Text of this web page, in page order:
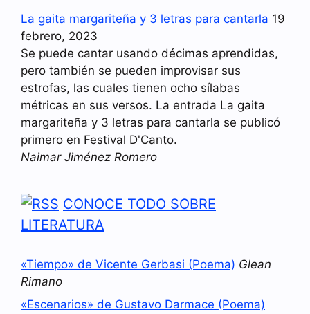
La gaita margariteña y 3 letras para cantarla 19
febrero, 2023
Se puede cantar usando décimas aprendidas,
pero también se pueden improvisar sus
estrofas, las cuales tienen ocho sílabas
métricas en sus versos. La entrada La gaita
margariteña y 3 letras para cantarla se publicó
primero en Festival D'Canto.
Naimar Jiménez Romero
CONOCE TODO SOBRE
LITERATURA
«Tiempo» de Vicente Gerbasi (Poema) Glean
Rimano
«Escenarios» de Gustavo Darmace (Poema)